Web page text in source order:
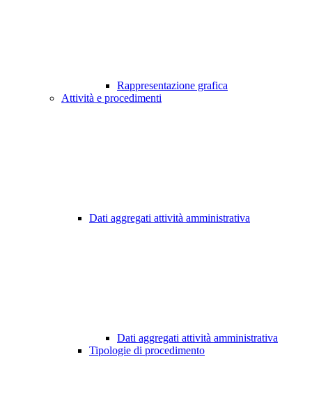
Rappresentazione grafica
Attività e procedimenti
Dati aggregati attività amministrativa
Dati aggregati attività amministrativa
Tipologie di procedimento